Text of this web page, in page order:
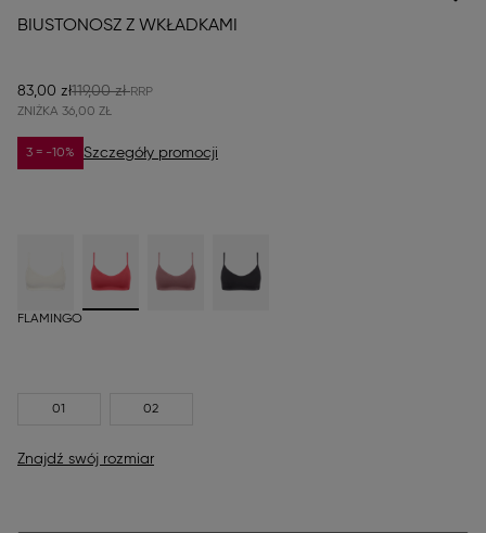
BIUSTONOSZ Z WKŁADKAMI
83,00 zł119,00 zł
ZNIŻKA 36,00 ZŁ
3 = -10% Szczegóły promocji
FLAMINGO
01 02
Znajdź swój rozmiar